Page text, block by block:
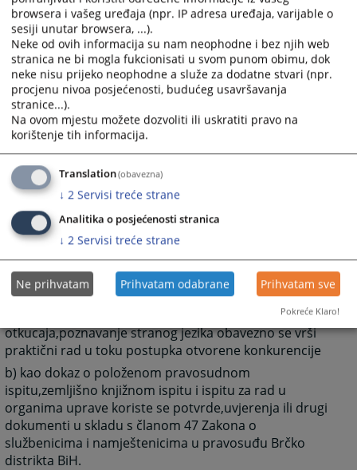
Ustava BiH
f) izjavu da lice nije otpušteno iz državne službe u
institucijama BiH,odnosno entiteta i službe Distrikta
usljed pravosnažno izrečene disciplinske mjere u
posljedna tri mjeseca počev od dana objavljivanja
konkursa – oglasa.
Minimalni uslovi:
a) stručna sprema
b) radno iskustvo u struci
Posebni uslovi :
Posebni uslovi za oglašeno radno mjesto utvrđeni su
pravilnikom o unutrašnjoj sistematizaciji i organizaciji
radnih mjesta u pravosuđu.
a) kao dokaz o ispunjavanju posebnih uslova u pogledu
otkucaja,poznavanje stranog jezika obavezno se vrši
praktični rad u toku postupka otvorene konkurencije
b) kao dokaz o položenom pravosudnom
ispitu,zemljišno knjižnom ispitu i ispitu za rad u
organima uprave koriste se potvrde,uvjerenja ili drugi
dokumenti u skladu s članom 47 Zakona o
službenicima i namještenicima u pravosuđu Brčko
distrikta BiH.
browsera i vašeg uređaja (npr. IP adresa uređaja, varijable o
sesiji unutar browsera, ...).
Neke od ovih informacija su nam neophodne i bez njih web
stranica ne bi mogla fukcionisati u svom punom obimu, dok
neke nisu prijeko neophodne a služe za dodatne stvari (npr.
procjenu nivoa posjećenosti, budućeg usavršavanja
stranice...).
Na ovom mjestu možete dozvoliti ili uskratiti pravo na
korištenje tih informacija.
Translation(obavezna)
↓ 2 Servisi treće strane
Analitika o posjećenosti stranica
↓ 2 Servisi treće strane
Ne prihvatam Prihvatam odabrane Prihvatam sve
Pokreće Klaro!